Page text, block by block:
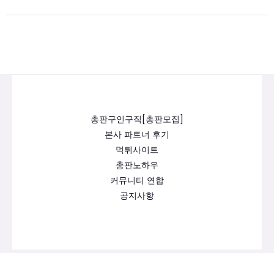
총판구인구직[총판모집]
본사 파트너 후기
먹튀사이트
총판노하우
커뮤니티 연합
공지사항